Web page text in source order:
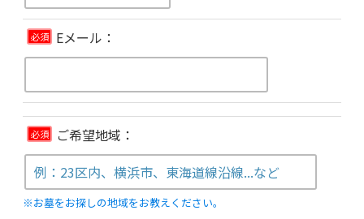
必須 Eメール：
必須 ご希望地域：
※お墓をお探しの地域をお教えください。